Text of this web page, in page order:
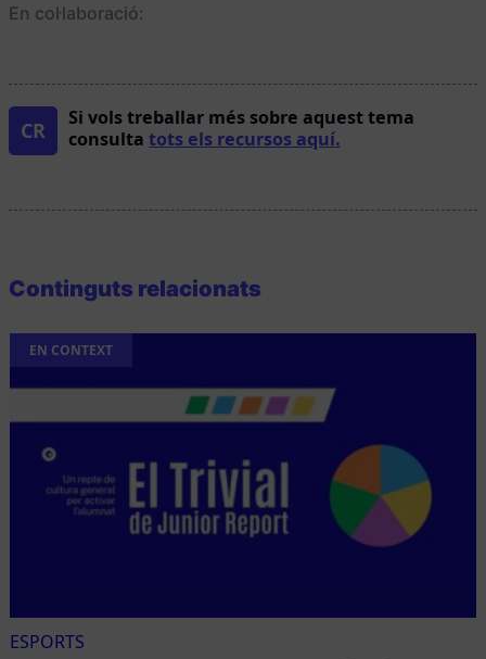
En col·laboració:
CR
Si vols treballar més sobre aquest tema
consulta tots els recursos aquí.
Continguts relacionats
EN CONTEXT
ESPORTS